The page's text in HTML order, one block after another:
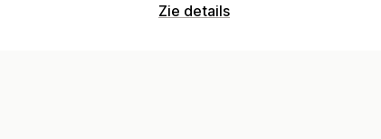
Zie details